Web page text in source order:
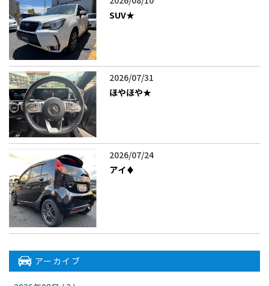
SUV★
2026/07/31
ほやほや★
2026/07/24
アイ♦️
アーカイブ